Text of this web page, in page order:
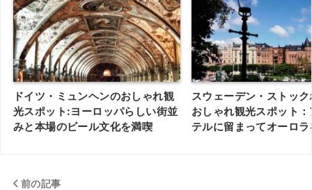
ドイツ・ミュンヘンのおしゃれ観
光スポット:ヨーロッパらしい街並
みと本場のビール文化を満喫
スウェーデン・ストッ
おしゃれ観光スポット
テルに留まってオーロ
前の記事